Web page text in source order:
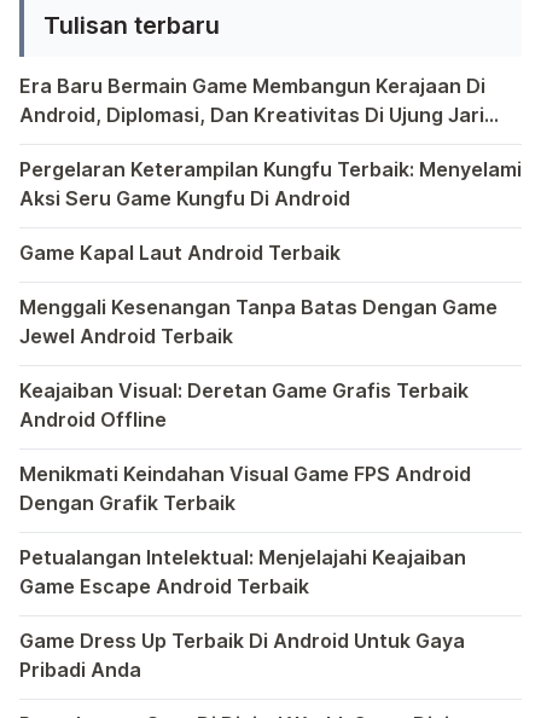
spesifikasi iPhone 6 tertuang dalam
menunjukkan tanggal 9.9.2014
dengan tambahan sebuah […]
Tulisan terbaru
Era Baru Bermain Game Membangun Kerajaan Di
Android, Diplomasi, Dan Kreativitas Di Ujung Jari
Anda
Bermain game di platform Android telah menjadi bagian
Pergelaran Keterampilan Kungfu Terbaik: Menyelami
Aksi Seru Game Kungfu Di Android
Dunia game selalu menawarkan pengalaman yang
Game Kapal Laut Android Terbaik
Di dunia game Android yang kaya dengan berbagai jenis
Menggali Kesenangan Tanpa Batas Dengan Game
Jewel Android Terbaik
Dalam hiruk-pikuk dunia game Android, ada satu genre
Keajaiban Visual: Deretan Game Grafis Terbaik
Android Offline
Ponsel pintar telah mengubah cara kita bermain game,
Menikmati Keindahan Visual Game FPS Android
Dengan Grafik Terbaik
Semakin berkembangnya teknologi di era digital saat ini,
Petualangan Intelektual: Menjelajahi Keajaiban
Game Escape Android Terbaik
Dalam dunia game Android, genre escape telah mencuri
Game Dress Up Terbaik Di Android Untuk Gaya
Pribadi Anda
Saat ini, platform Android telah menjadi wadah kreativitas